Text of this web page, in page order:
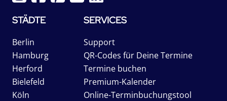
STÄDTE
Berlin
Hamburg
Herford
Bielefeld
Köln
SERVICES
Support
QR-Codes für Deine Termine
Termine buchen
Premium-Kalender
Online-Terminbuchungstool